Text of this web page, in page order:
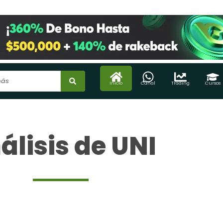
Inicio Canal Trading Cursos
de UNI